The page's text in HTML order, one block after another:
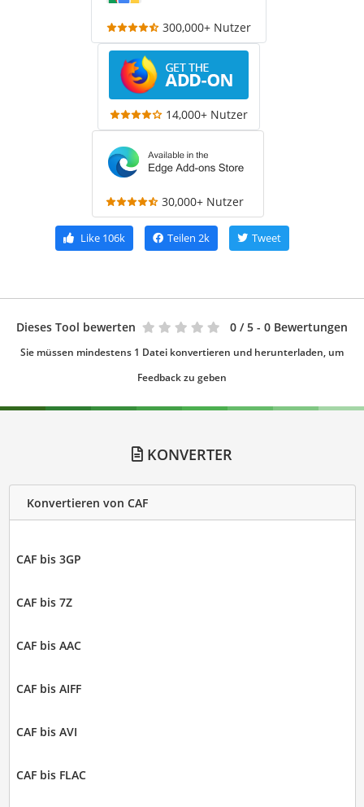
300,000+ Nutzer
14,000+ Nutzer
30,000+ Nutzer
Like 106k Teilen 2k Tweet
Dieses Tool bewerten 0 / 5 - 0 Bewertungen
Sie müssen mindestens 1 Datei konvertieren und herunterladen, um
Feedback zu geben
KONVERTER
Konvertieren von CAF
CAF bis 3GP
CAF bis 7Z
CAF bis AAC
CAF bis AIFF
CAF bis AVI
CAF bis FLAC